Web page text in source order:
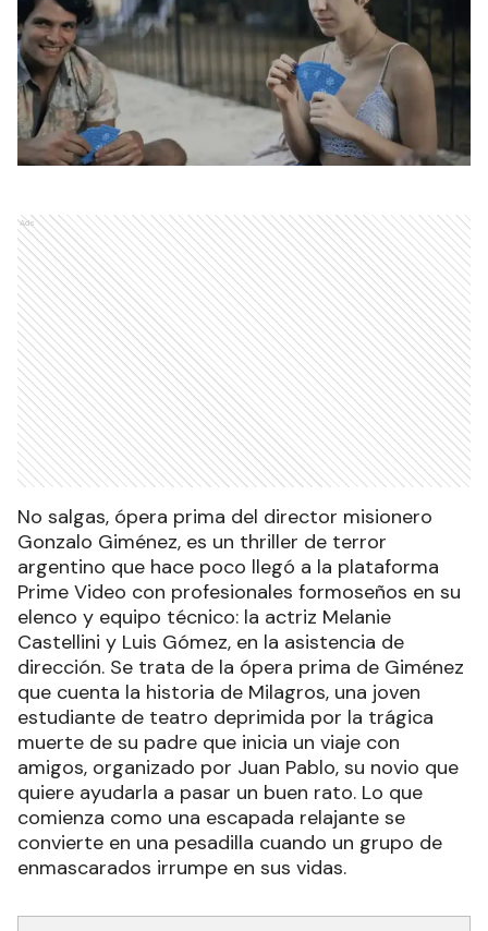
Ads
No salgas, ópera prima del director misionero
Gonzalo Giménez, es un thriller de terror
argentino que hace poco llegó a la plataforma
Prime Video con profesionales formoseños en su
elenco y equipo técnico: la actriz Melanie
Castellini y Luis Gómez, en la asistencia de
dirección. Se trata de la ópera prima de Giménez
que cuenta la historia de Milagros, una joven
estudiante de teatro deprimida por la trágica
muerte de su padre que inicia un viaje con
amigos, organizado por Juan Pablo, su novio que
quiere ayudarla a pasar un buen rato. Lo que
comienza como una escapada relajante se
convierte en una pesadilla cuando un grupo de
enmascarados irrumpe en sus vidas.